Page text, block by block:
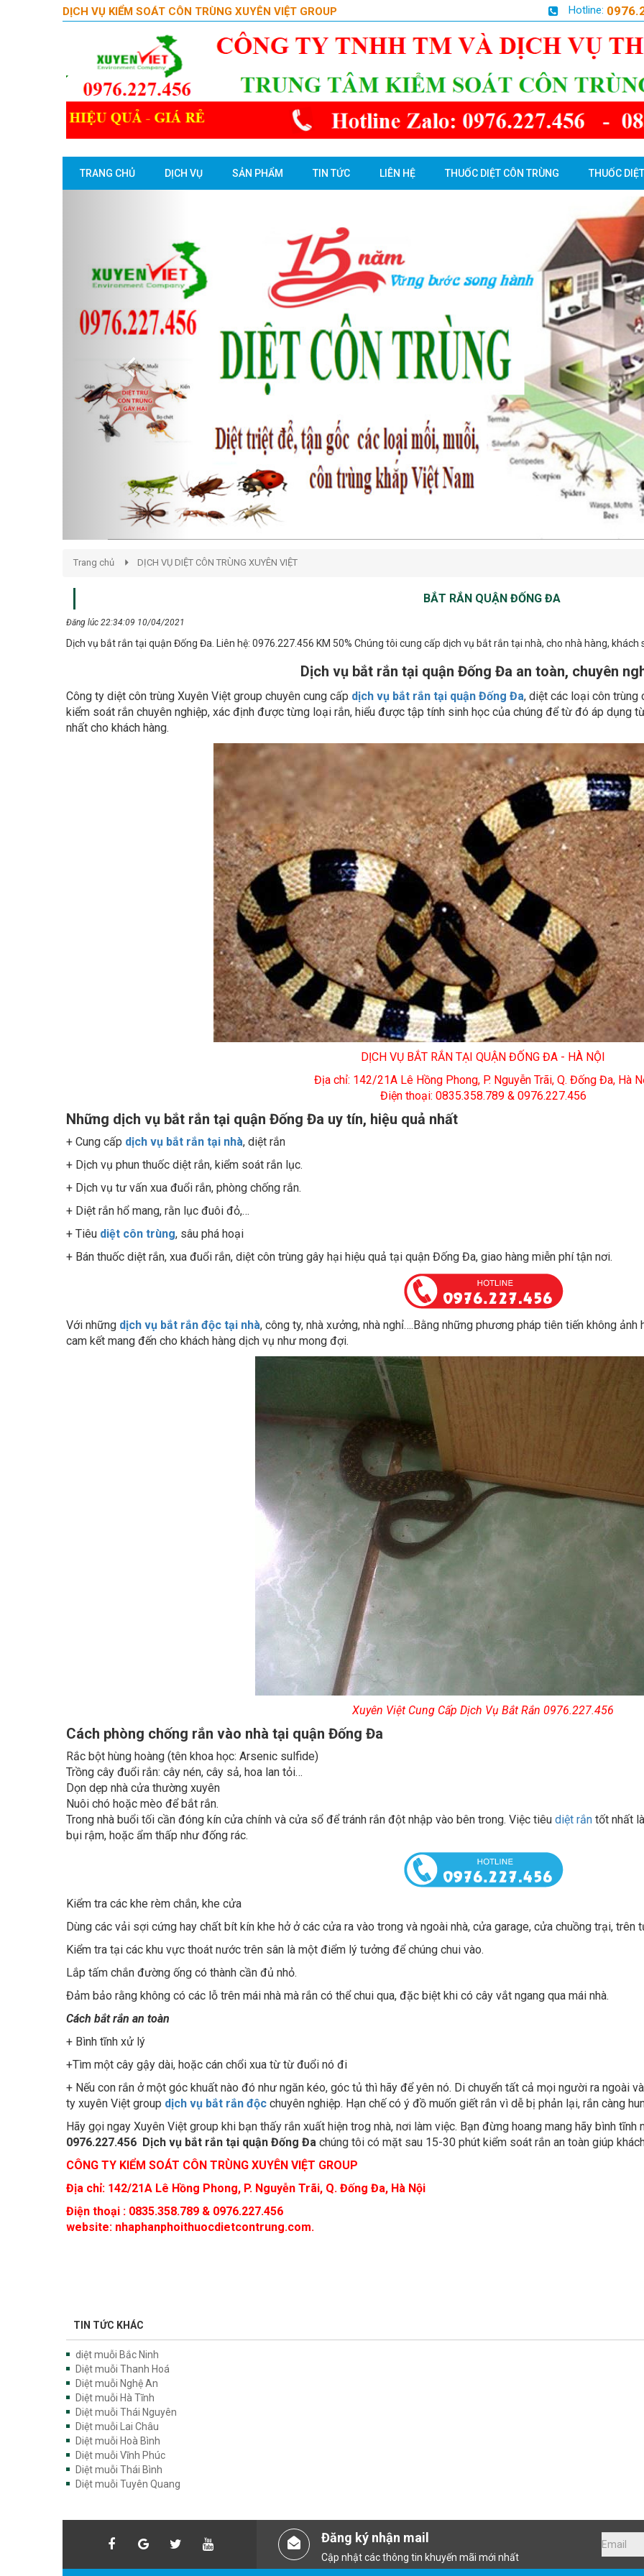
DỊCH VỤ KIỂM SOÁT CÔN TRÙNG XUYÊN VIỆT GROUP Hotline:
TRANG CHỦ DỊCH VỤ SẢN PHẨM TIN TỨC LIÊN HỆ THUỐC DIỆT CÔN TRÙNG THUỐC
Trang chủ DỊCH VỤ DIỆT CÔN TRÙNG XUYÊN VIỆT
Dịch vụ bắt rắn tại quận Đống Đa. Liên hệ: 0976.227.456 KM 50% Chúng tôi cung cấp dịch vụ bắt rắn tại nhà, cho nhà hàng,
Dịch vụ bắt rắn tại quận Đống Đa an toàn, chuyên
Công ty diệt côn trùng Xuyên Việt group chuyên cung cấp dịch vụ bắt rắn tại quận Đống Đa, diệt các loại côn trùng
kiểm soát rắn chuyên nghiệp, xác định được từng loại rắn, hiểu được tập tính sinh học của chúng để từ đó áp dụng
nhất cho khách hàng.
DỊCH VỤ BẮT RẮN TẠI QUẬN ĐỐNG ĐA - HÀ NỘI
Địa chỉ: 142/21A Lê Hồng Phong, P. Nguyễn Trãi, Q. Đống Đa, Hà
Điện thoại: 0835.358.789 & 0976.227.456
Những dịch vụ bắt rắn tại quận Đống Đa uy tín, hiệu quả nhất
+ Cung cấpdịch vụ bắt rắn tại nhà, diệt rắn
+ Dịch vụ phun thuốc diệt rắn, kiểm soát rắn lục.
+ Dịch vụ tư vấn xua đuổi rắn, phòng chống rắn.
+ Diệt rắn hổ mang, rằn lục đuôi đỏ,…
+ Tiêudiệt côn trùng, sâu phá hoại
+ Bán thuốc diệt rắn, xua đuổi rắn, diệt côn trùng gây hại hiệu quả tại quận Đống Đa, giao hàng miễn phí tận nơi.
, công ty, nhà xưởng, nhà nghỉ….Bằng những phương pháp tiên tiến không
cam kết mang đến cho khách hàng dịch vụ như mong đợi.
Xuyên Việt Cung Cấp Dịch Vụ Bắt Rắn 0976.227.456
Cách phòng chống rắn vào nhà tại quận Đống Đa
Rắc bột hùng hoàng (tên khoa học: Arsenic sulfide)
Trồng cây đuổi rắn: cây nén, cây sả, hoa lan tỏi…
Dọn dẹp nhà cửa thường xuyên
Nuôi chó hoặc mèo để bắt rắn.
Trong nhà buổi tối cần đóng kín cửa chính và cửa sổ để tránh rắn đột nhập vào bên trong. Việc tiêu
bụi rậm, hoặc ẩm thấp như đống rác.
Dùng các vải sợi cứng hay chất bít kín khe hở ở các cửa ra vào trong và ngoài nhà, cửa garage, cửa chuồng trại, trên
Kiểm tra tại các khu vực thoát nước trên sân là một điểm lý tưởng để chúng chui vào.
Lắp tấm chắn đường ống có thành cần đủ nhỏ.
Đảm bảo rằng không có các lỗ trên mái nhà mà rắn có thể chui qua, đặc biệt khi có cây vắt ngang qua mái nhà.
Cách bắt rắn an toàn
+ Bình tĩnh xử lý
+Tìm một cây gậy dài, hoặc cán chổi xua từ từ đuổi nó đi
+ Nếu con rắn ở một góc khuất nào đó như ngăn kéo, góc tủ thì hãy để yên nó. Di chuyển tất cả mọi người ra ngoài
ty xuyên Việt groupdịch vụ bắt rắn độcchuyên nghiệp. Hạn chế có ý đồ muốn giết rắn vì dễ bị phản lại, rắn càng
Hãy gọi ngay Xuyên Việt group khi bạn thấy rắn xuất hiện trog nhà, nơi làm việc. Bạn đừng hoang mang hãy bình
0976.227.456 Dịch vụ bắt rắn tại quận Đống Đachúng tôi có mặt sau 15-30 phút kiểm soát rắn an toàn giúp
CÔNG TY KIỂM SOÁT CÔN TRÙNG XUYÊN VIỆT GROUP
Địa chỉ:142/21A Lê Hồng Phong, P. Nguyễn Trãi, Q. Đống Đa, Hà Nội
Điện thoại : 0835.358.789 & 0976.227.456
website: nhaphanphoithuocdietcontrung.com.
diệt muỗi Bắc Ninh
Diệt muỗi Thanh Hoá
Diệt muỗi Nghệ An
Diệt muỗi Hà Tĩnh
Diệt muỗi Thái Nguyên
Diệt muỗi Lai Châu
Diệt muỗi Hoà Bình
Diệt muỗi Vĩnh Phúc
Diệt muỗi Thái Bình
Diệt muỗi Tuyên Quang
Cập nhật các thông tin khuyến mãi mới nhất
DỊCH VỤ KIỂM SOÁT CÔN TRÙNG XUYÊN VIỆT GROUP Danh mục